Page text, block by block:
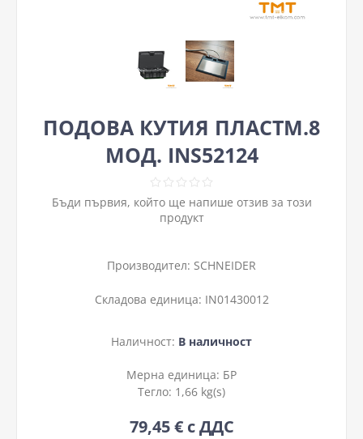
ПОДОВА КУТИЯ ПЛАСТМ.8
МОД. INS52124
Бъди първия, който ще напише отзив за този
продукт
Производител: SCHNEIDER
Складова единица: IN01430012
Наличност: В наличност
Мерна единица: БР
Тегло: 1,66 kg(s)
79,45 € с ДДС